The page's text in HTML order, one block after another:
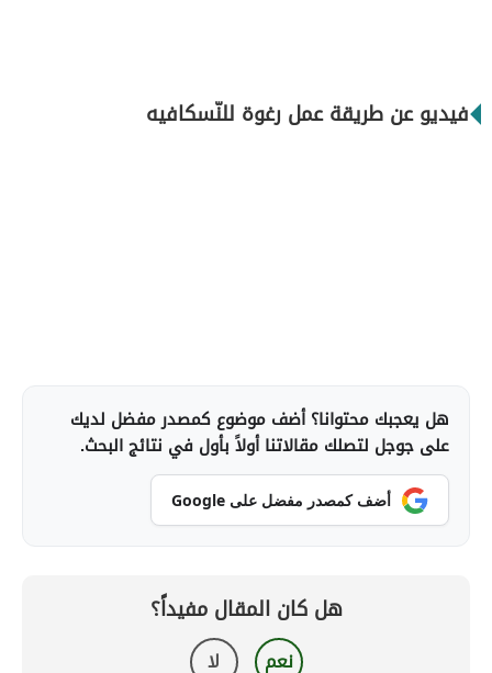
فيديو عن طريقة عمل رغوة للنّسكافيه
هل يعجبك محتوانا؟ أضف موضوع كمصدر مفضل لديك
على جوجل لتصلك مقالاتنا أولاً بأول في نتائج البحث.
أضف كمصدر مفضل على Google
هل كان المقال مفيداً؟
نعم لا